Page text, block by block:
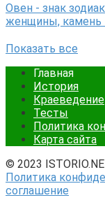
Овен - знак
женщины, камень
Показать все
Главная
История
Краеведение
Тесты
Политика
Карта сайта
© 2023
Политика
соглашение